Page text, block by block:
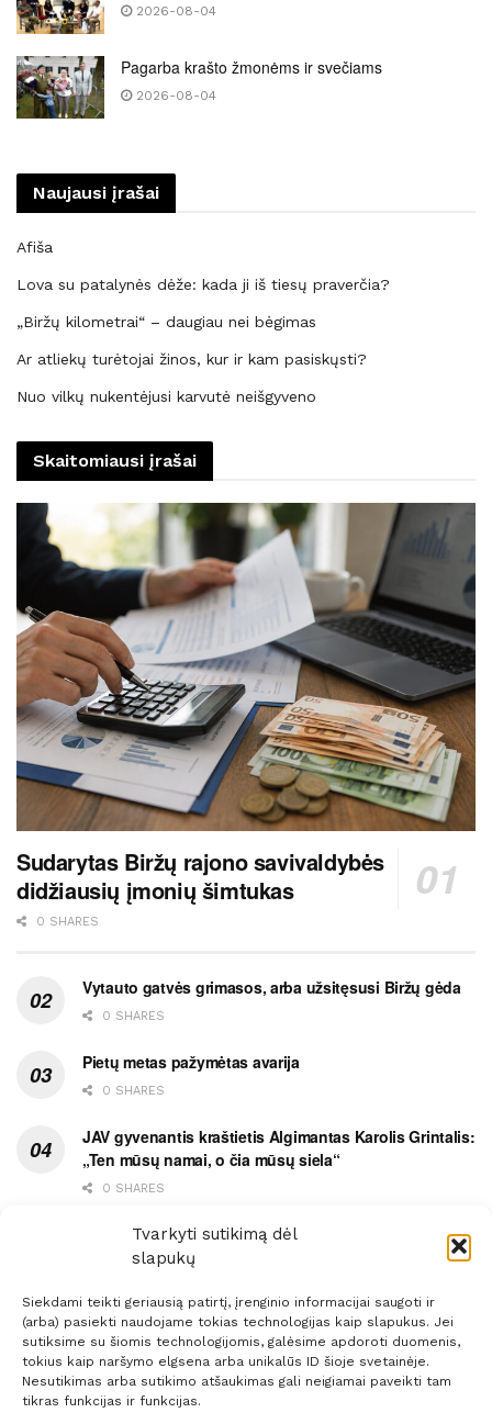
Tvarkyti sutikimą dėl
slapukų
Siekdami teikti geriausią patirtį, įrenginio informacijai saugoti ir
(arba) pasiekti naudojame tokias technologijas kaip slapukus. Jei
sutiksime su šiomis technologijomis, galėsime apdoroti duomenis,
tokius kaip naršymo elgsena arba unikalūs ID šioje svetainėje.
Nesutikimas arba sutikimo atšaukimas gali neigiamai paveikti tam
tikras funkcijas ir funkcijas.
2026-08-04
Pagarba krašto žmonėms ir svečiams
2026-08-04
Naujausi įrašai
Afiša
Lova su patalynės dėže: kada ji iš tiesų praverčia?
„Biržų kilometrai“ – daugiau nei bėgimas
Ar atliekų turėtojai žinos, kur ir kam pasiskųsti?
Nuo vilkų nukentėjusi karvutė neišgyveno
Skaitomiausi įrašai
Sudarytas Biržų rajono savivaldybės
didžiausių įmonių šimtukas
0 SHARES
Vytauto gatvės grimasos, arba užsitęsusi Biržų gėda
0 SHARES
Pietų metas pažymėtas avarija
0 SHARES
JAV gyvenantis kraštietis Algimantas Karolis Grintalis:
„Ten mūsų namai, o čia mūsų siela“
0 SHARES
Ypatingas dviejų medikių likimo ryšys
0 SHARES
Prenumerata Reklama